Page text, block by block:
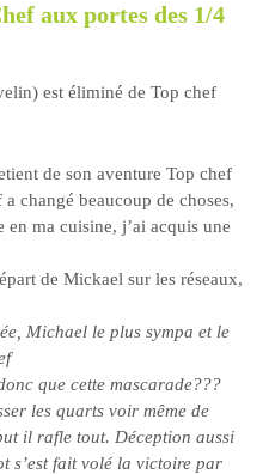
aux portes des 1/4
est éliminé de Top chef
de son aventure Top chef
changé beaucoup de choses,
ma cuisine, j’ai acquis une
de Mickael sur les réseaux,
Michael le plus sympa et le
que cette mascarade???
les quarts voir même de
il rafle tout. Déception aussi
s’est fait volé la victoire par